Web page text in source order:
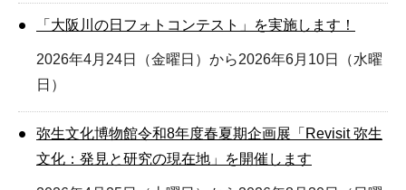
「大阪川の日フォトコンテスト」を実施します！
2026年4月24日（金曜日）から2026年6月10日（水曜
日）
弥生文化博物館令和8年度春夏期企画展「Revisit 弥生
文化：発見と研究の現在地」を開催します